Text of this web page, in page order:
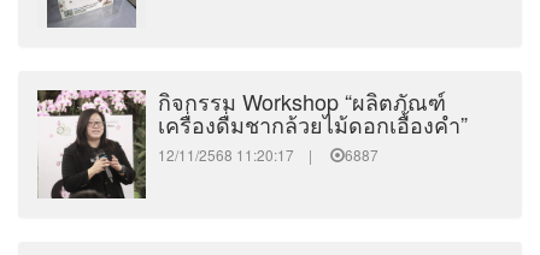
กิจกรรม Workshop “ผลิตภัณฑ์
เครื่องดื่มชากล้วยไม้ดอกเอื้องคำ”
12/11/2568 11:20:17 | 6887